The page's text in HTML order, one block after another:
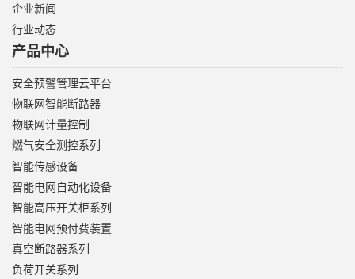
企业新闻
行业动态
产品中心
安全预警管理云平台
物联网智能断路器
物联网计量控制
燃气安全测控系列
智能传感设备
智能电网自动化设备
智能高压开关柜系列
智能电网预付费装置
真空断路器系列
负荷开关系列